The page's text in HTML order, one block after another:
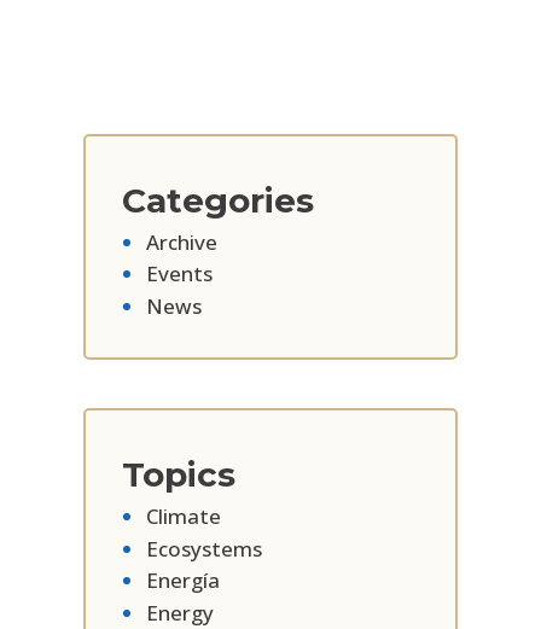
Categories
Archive
Events
News
Topics
Climate
Ecosystems
Energía
Energy